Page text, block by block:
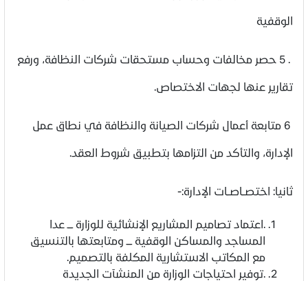
الوقفية
. 5 حصر مخالفات وحساب مستحقات شركات النظافة، ورفع
تقارير عنها لجهات الاختصاص.
6 متابعة أعمال شركات الصيانة والنظافة في نطاق عمل
الإدارة، والتأكد من التزامها بتطبيق شروط العقد.
ثانيا: اختصــاصــات الإدارة:-
.اعتماد تصاميم المشاريع الإنشائية للوزارة ــــ عدا
المساجد والمساكن الوقفية ــــ ومتابعتها بالتنسيق
مع المكاتب الاستشارية المكلفة بالتصميم.
.توفير احتياجات الوزارة من المنشآت الجديدة